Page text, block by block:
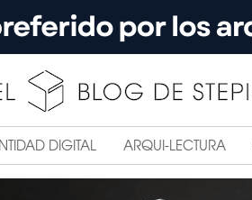
DIGITAL ARQUI-LECTURA